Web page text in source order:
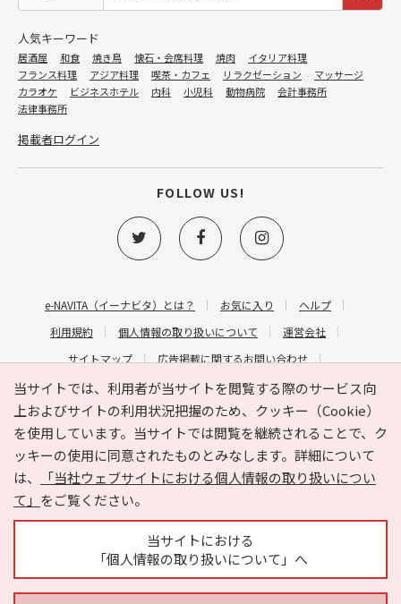
当サイトでは、利用者が当サイトを閲覧する際のサービス向
上およびサイトの利用状況把握のため、クッキー（Cookie）
を使用しています。当サイトでは閲覧を継続されることで、ク
ッキーの使用に同意されたものとみなします。詳細について
は、
「当社ウェブサイトにおける個人情報の取り扱いについ
て」 をご覧ください。
当サイトにおける
「個人情報の取り扱いについて」へ
e-NAVITA（イーナビタ）とは？ お気に入り
ヘルプ
利用規約
個人情報の取り扱いについて
運営会社
サイトマップ
広告掲載に関するお問い合わせ
サイトの内容に関するお問い合わせ
人気キーワード
居酒屋 和食 焼き鳥 懐石・会席料理 焼肉
イタリア料理
フランス料理
アジア料理 喫茶・カフェ リラクゼーション
マッサージ
カラオケ
ビジネスホテル 内科 小児科 動物病院
会計事務所
法律事務所
掲載者ログイン
FOLLOW US!
Copyright © HYOJITO.Co.,Ltd. All Rights Reserved.